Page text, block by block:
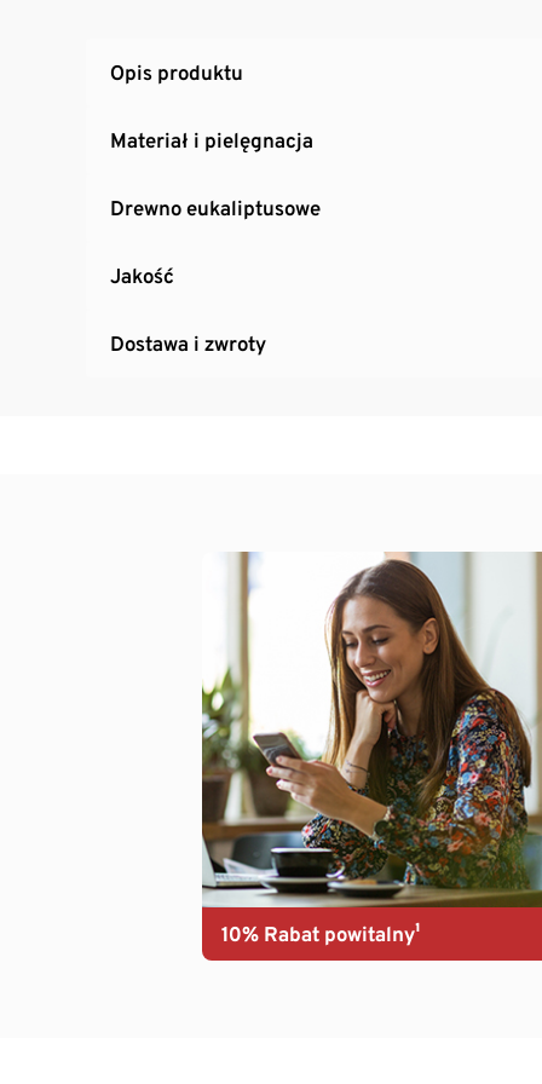
Odporny na promieniowanie UV i czynniki
Opis produktu
Materiał i pielęgnacja
Drewno eukaliptusowe
Jakość
Dostawa i zwroty
10% Rabat powitalny¹